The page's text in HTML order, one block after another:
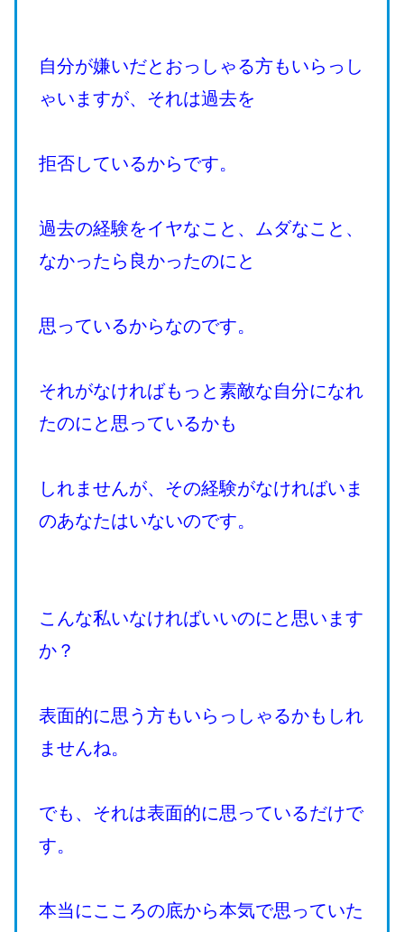
自分が嫌いだとおっしゃる方もいらっし
ゃいますが、それは過去を
拒否しているからです。
過去の経験をイヤなこと、ムダなこと、
なかったら良かったのにと
思っているからなのです。
それがなければもっと素敵な自分になれ
たのにと思っているかも
しれませんが、その経験がなければいま
のあなたはいないのです。
こんな私いなければいいのにと思います
か？
表面的に思う方もいらっしゃるかもしれ
ませんね。
でも、それは表面的に思っているだけで
す。
本当にこころの底から本気で思っていた